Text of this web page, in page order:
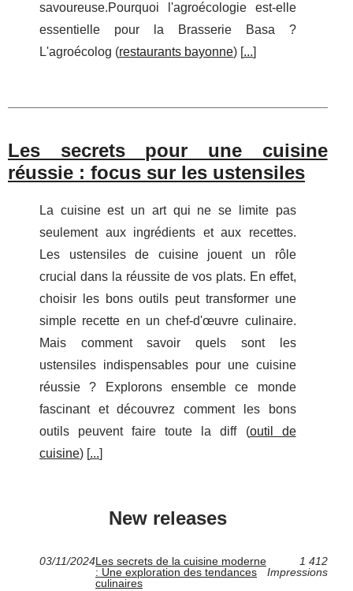
savoureuse.Pourquoi l'agroécologie est-elle
essentielle pour la Brasserie Basa ?
L'agroécolog (restaurants bayonne) [...]
Les secrets pour une cuisine
réussie : focus sur les ustensiles
La cuisine est un art qui ne se limite pas
seulement aux ingrédients et aux recettes.
Les ustensiles de cuisine jouent un rôle
crucial dans la réussite de vos plats. En effet,
choisir les bons outils peut transformer une
simple recette en un chef-d'œuvre culinaire.
Mais comment savoir quels sont les
ustensiles indispensables pour une cuisine
réussie ? Explorons ensemble ce monde
fascinant et découvrez comment les bons
outils peuvent faire toute la diff (outil de
cuisine) [...]
New releases
03/11/2024Les secrets de la cuisine moderne
: Une exploration des tendances
culinaires
1 412
Impressions